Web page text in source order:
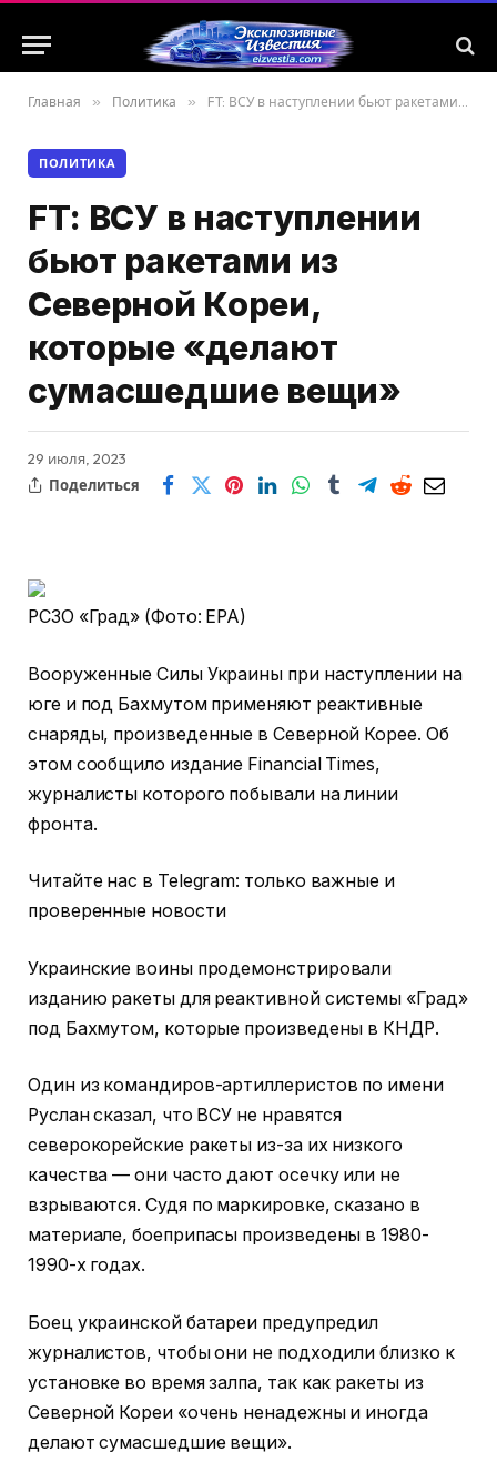
Главная » Политика » FT: ВСУ в наступлении бьют ракетами из Северной Кореи, которые «делают сумасшедшие вещи»
ПОЛИТИКА
FT: ВСУ в наступлении
бьют ракетами из
Северной Кореи,
которые «делают
сумасшедшие вещи»
29 июля, 2023
Поделиться
РСЗО «Град» (Фото: EPA)
Вооруженные Силы Украины при наступлении на
юге и под Бахмутом применяют реактивные
снаряды, произведенные в Северной Корее. Об
этом сообщило издание Financial Times,
журналисты которого побывали на линии
фронта.
Читайте нас в Telegram: только важные и
проверенные новости
Украинские воины продемонстрировали
изданию ракеты для реактивной системы «Град»
под Бахмутом, которые произведены в КНДР.
Один из командиров-артиллеристов по имени
Руслан сказал, что ВСУ не нравятся
северокорейские ракеты из-за их низкого
качества — они часто дают осечку или не
взрываются. Судя по маркировке, сказано в
материале, боеприпасы произведены в 1980-
1990-х годах.
Боец украинской батареи предупредил
журналистов, чтобы они не подходили близко к
установке во время залпа, так как ракеты из
Северной Кореи «очень ненадежны и иногда
делают сумасшедшие вещи».